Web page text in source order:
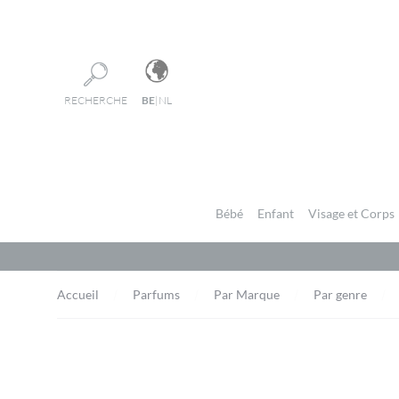
RECHERCHE BE| NL
Bébé Enfant Visage et Corps
Accueil Parfums Par Marque Par genre